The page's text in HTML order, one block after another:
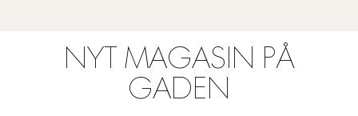
NYT MAGASIN PÅ
GADEN